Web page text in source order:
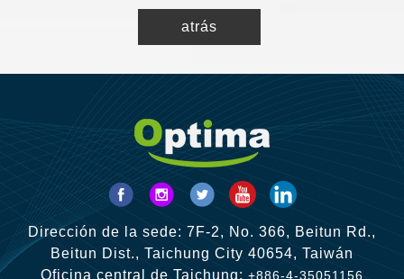
atrás
Dirección de la sede: 7F-2, No. 366, Beitun Rd.,
Beitun Dist., Taichung City 40654, Taiwán
Oficina central de Taichung: +886-4-35051156